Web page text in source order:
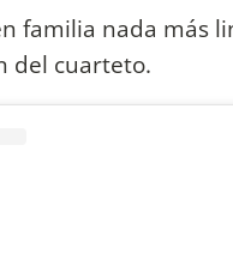
familia nada más
del cuarteto.